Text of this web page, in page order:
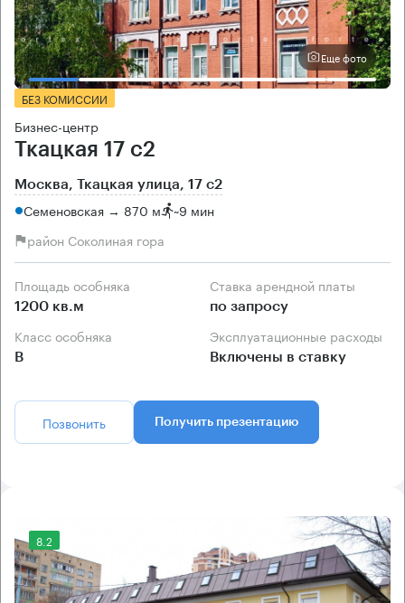
Еще фото
БЕЗ КОМИССИИ
Бизнес-центр
Ткацкая 17 с2
Москва, Ткацкая улица, 17 с2
Семеновская → 870 м ~9 мин
район Соколиная гора
Площадь особняка
1200 кв.м
Ставка арендной платы
по запросу
Класс особняка
B
Эксплуатационные расходы
Включены в ставку
Позвонить Получить презентацию
8.2